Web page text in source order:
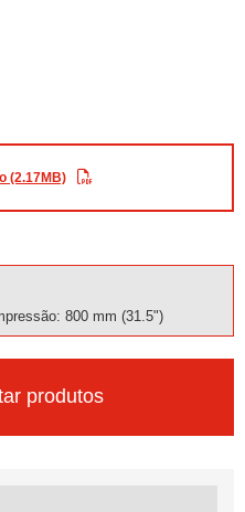
(2.17MB)
800 mm (31.5")
produtos